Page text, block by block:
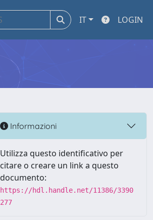
IT LOGIN
Informazioni
Utilizza questo identificativo per
citare o creare un link a questo
documento:
https://hdl.handle.net/11386/3390
277